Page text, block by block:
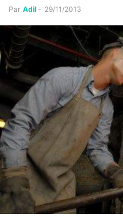
Par Adil - 29/11/2013